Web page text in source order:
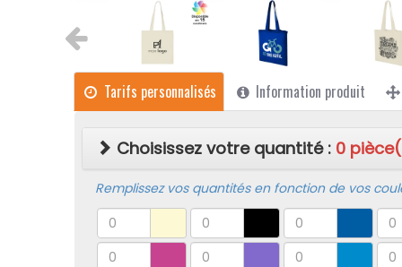
Tarifs personnalisés Information produit
Choisissez votre quantité : 0
Remplissez vos quantités en fonction de vos